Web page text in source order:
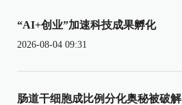
“AI+创业”加速科技成果孵化
2026-08-04 09:31
肠道干细胞成比例分化奥秘被破解